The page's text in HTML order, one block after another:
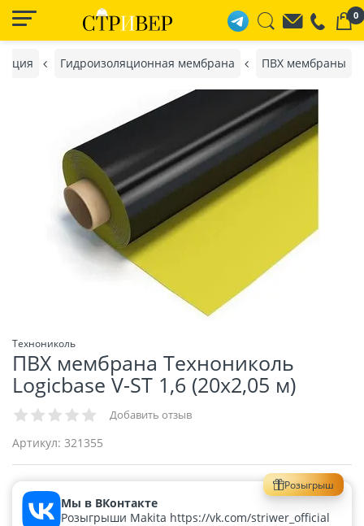
0
Гидроизоляционная мембрана ПВХ мембраны
Технониколь
ПВХ мембрана Технониколь
Logicbase V-ST 1,6 (20х2,05 м)
Добавить отзыв
Артикул: 321355
Розыгрыш
Мы в ВКонтакте
Розыгрыши Makita https://vk.com/striwer_official